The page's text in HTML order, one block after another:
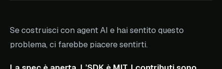
Se costruisci con agent AI e hai sentito questo
problema, ci farebbe piacere sentirti.